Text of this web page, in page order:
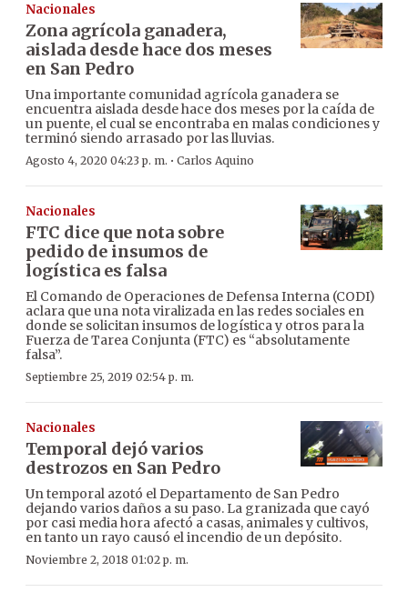
Nacionales
Zona agrícola ganadera,
aislada desde hace dos meses
en San Pedro
Una importante comunidad agrícola ganadera se
encuentra aislada desde hace dos meses por la caída de
un puente, el cual se encontraba en malas condiciones y
terminó siendo arrasado por las lluvias.
Agosto 4, 2020 04:23 p. m. · Carlos Aquino
Nacionales
FTC dice que nota sobre
pedido de insumos de
logística es falsa
El Comando de Operaciones de Defensa Interna (CODI)
aclara que una nota viralizada en las redes sociales en
donde se solicitan insumos de logística y otros para la
Fuerza de Tarea Conjunta (FTC) es “absolutamente
falsa”.
Septiembre 25, 2019 02:54 p. m.
Nacionales
Temporal dejó varios
destrozos en San Pedro
Un temporal azotó el Departamento de San Pedro
dejando varios daños a su paso. La granizada que cayó
por casi media hora afectó a casas, animales y cultivos,
en tanto un rayo causó el incendio de un depósito.
Noviembre 2, 2018 01:02 p. m.